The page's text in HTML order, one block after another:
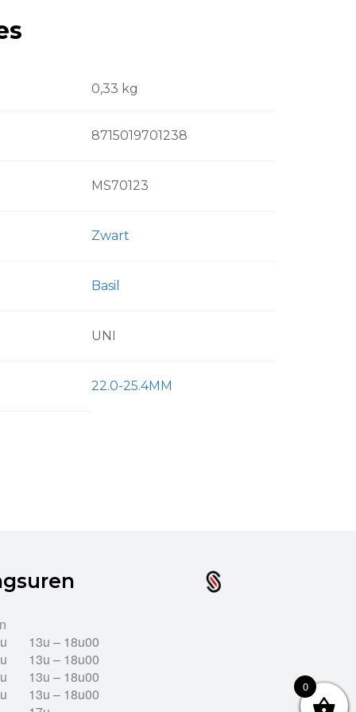
0,33 kg
8715019701238
MS70123
Zwart
Basil
UNI
22.0-25.4MM
13u – 18u00
13u – 18u00
13u – 18u00
13u – 18u00
0